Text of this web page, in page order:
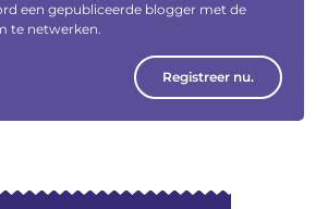
een gepubliceerde blogger met de
te netwerken.
Registreer nu.